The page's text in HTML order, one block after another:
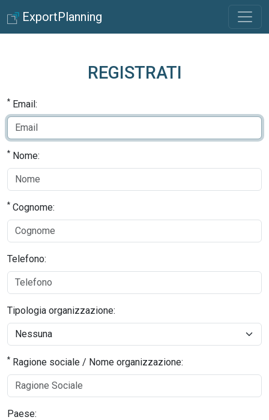
ExportPlanning
REGISTRATI
* Email:
* Nome:
* Cognome:
Telefono:
Tipologia organizzazione:
* Ragione sociale / Nome organizzazione:
Paese: